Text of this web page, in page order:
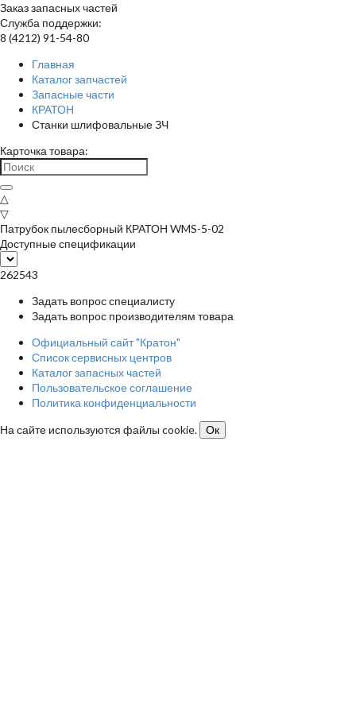
Заказ запасных частей
Служба поддержки:
8 (4212) 91-54-80
Главная
Каталог запчастей
Запасные части
КРАТОН
Станки шлифовальные ЗЧ
Карточка товара:
△
▽
Патрубок пылесборный КРАТОН WMS-5-02
Доступные спецификации
262543
Задать вопрос специалисту
Задать вопрос производителям товара
Официальный сайт "Кратон"
Список сервисных центров
Каталог запасных частей
Пользовательское соглашение
Политика конфиденциальности
На сайте используются файлы cookie.
Ок